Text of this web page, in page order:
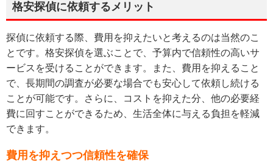
格安探偵に依頼するメリット
探偵に依頼する際、費用を抑えたいと考えるのは当然のこ
とです。格安探偵を選ぶことで、予算内で信頼性の高いサ
ービスを受けることができます。また、費用を抑えること
で、長期間の調査が必要な場合でも安心して依頼し続ける
ことが可能です。さらに、コストを抑えた分、他の必要経
費に回すことができるため、生活全体に与える負担を軽減
できます。
費用を抑えつつ信頼性を確保